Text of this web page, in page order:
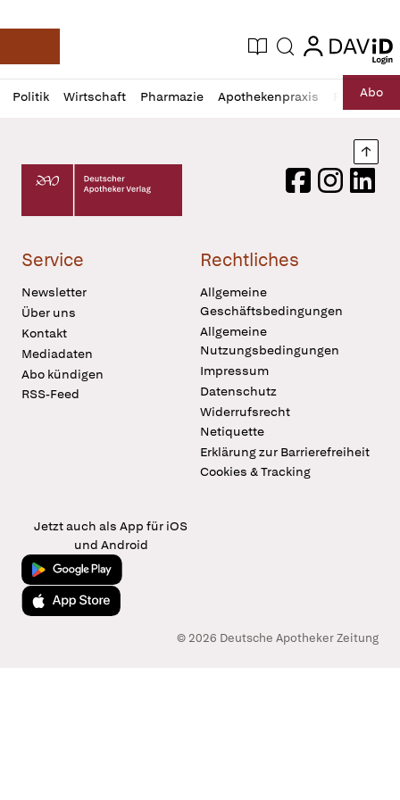
Deutsche Apotheker Zeitung
Aktuelle Ausgabe
Suche login
login
Politik Wirtschaft Pharmazie Apothekenpraxis RechtAbo
Profil
öffnen
Daz
Pur
Deutscher Apotheker Verlag Logo
FacebookInstagram
Service
Newsletter
Über uns
Kontakt
Mediadaten
Abo kündigen
RSS-Feed
Rechtliches
Allgemeine
Geschäftsbedingungen
Allgemeine
Nutzungsbedingungen
Impressum
Datenschutz
Widerrufsrecht
Netiquette
Erklärung zur Barrierefreiheit
Cookies & Tracking
Jetzt auch als App für iOS
und Android
Jetzt bei Google Play
Laden im App Store
© 2026 Deutsche Apotheker Zeitung